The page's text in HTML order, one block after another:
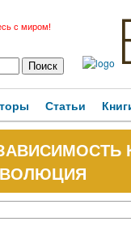
с миром!
Статьи